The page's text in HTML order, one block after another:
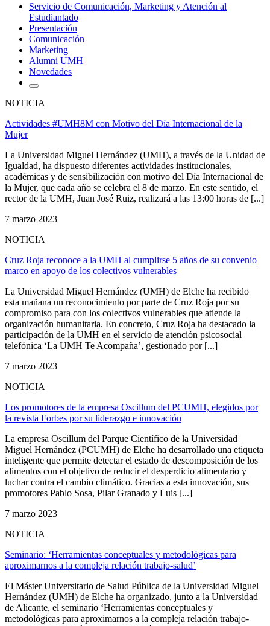
Servicio de Comunicación, Marketing y Atención al
Estudiantado
Presentación
Comunicación
Marketing
Alumni UMH
Novedades
NOTICIA
Actividades #UMH8M con Motivo del Día Internacional de la
Mujer
La Universidad Miguel Hernández (UMH), a través de la Unidad de
Igualdad, ha dispuesto diferentes actividades institucionales,
académicas y de sensibilización con motivo del Día Internacional de
la Mujer, que cada año se celebra el 8 de marzo. En este sentido, el
rector de la UMH, Juan José Ruiz, realizará a las 13:00 horas de [...]
7 marzo 2023
NOTICIA
Cruz Roja reconoce a la UMH al cumplirse 5 años de su convenio
marco en apoyo de los colectivos vulnerables
La Universidad Miguel Hernández (UMH) de Elche ha recibido
esta mañana un reconocimiento por parte de Cruz Roja por su
compromiso para con los colectivos vulnerables que atiende la
organización humanitaria. En concreto, Cruz Roja ha destacado la
participación de la UMH en el servicio de atención psicosocial
telefónica ‘La UMH Te Acompaña’, gestionado por [...]
7 marzo 2023
NOTICIA
Los promotores de la empresa Oscillum del PCUMH, elegidos por
la revista Forbes por su liderazgo e innovación
La empresa Oscillum del Parque Científico de la Universidad
Miguel Hernández (PCUMH) de Elche ha desarrollado una etiqueta
inteligente que permite detectar el estado de descomposición de los
alimentos con el objetivo de reducir el desperdicio alimentario y
luchar contra el cambio climático. Gracias a esta innovación, sus
promotores Pablo Sosa, Pilar Granado y Luis [...]
7 marzo 2023
NOTICIA
Seminario: ‘Herramientas conceptuales y metodológicas para
aproximarnos a la compleja relación trabajo-salud’
El Máster Universitario de Salud Pública de la Universidad Miguel
Hernández (UMH) de Elche ha organizado, junto a la Universidad
de Alicante, el seminario ‘Herramientas conceptuales y
metodológicas para aproximarnos a la compleja relación trabajo-